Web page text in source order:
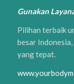
Gunakan
Pilihan terbaik
besar
yang tepat.